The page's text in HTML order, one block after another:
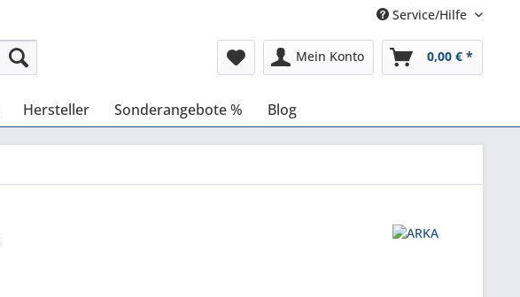
Service/Hilfe
Mein Konto 0,00 € *
Hersteller Sonderangebote % Blog